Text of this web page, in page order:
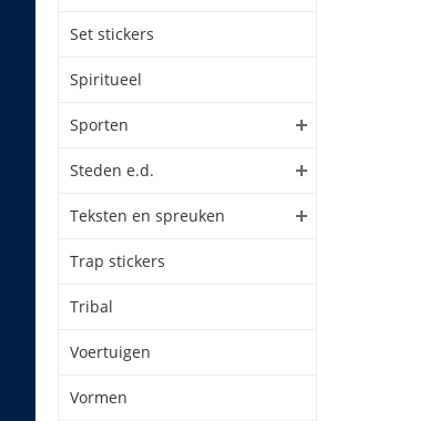
Set stickers
Spiritueel
Sporten
Steden e.d.
Teksten en spreuken
Trap stickers
Tribal
Voertuigen
Vormen